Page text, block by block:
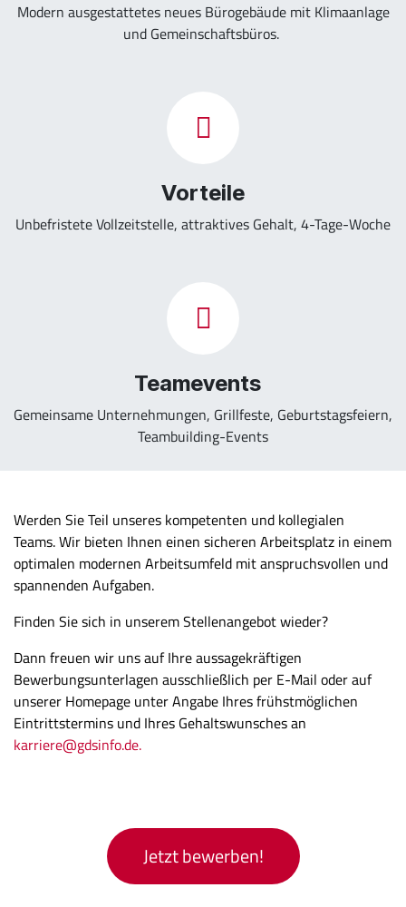
Modern ausgestattetes neues Bürogebäude mit Klimaanlage
und Gemeinschaftsbüros.
Vorteile
Unbefristete Vollzeitstelle, attraktives Gehalt, 4-Tage-Woche
Teamevents
Gemeinsame Unternehmungen, Grillfeste, Geburtstagsfeiern,
Teambuilding-Events
Werden Sie Teil unseres kompetenten und kollegialen
Teams. Wir bieten Ihnen einen sicheren Arbeitsplatz in einem
optimalen modernen Arbeitsumfeld mit anspruchsvollen und
spannenden Aufgaben.
Finden Sie sich in unserem Stellenangebot wieder?
Dann freuen wir uns auf Ihre aussagekräftigen
Bewerbungsunterlagen ausschließlich per E-Mail oder auf
unserer Homepage unter Angabe Ihres frühstmöglichen
Eintrittstermins und Ihres Gehaltswunsches an
karriere@gdsinfo.de.
Jetzt bewerben!